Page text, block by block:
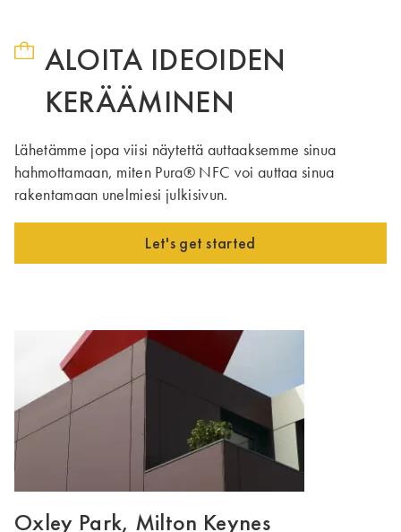
ALOITA IDEOIDEN
KERÄÄMINEN
Lähetämme jopa viisi näytettä auttaaksemme sinua
hahmottamaan, miten Pura® NFC voi auttaa sinua
rakentamaan unelmiesi julkisivun.
Let's get started
Oxley Park, Milton Keynes